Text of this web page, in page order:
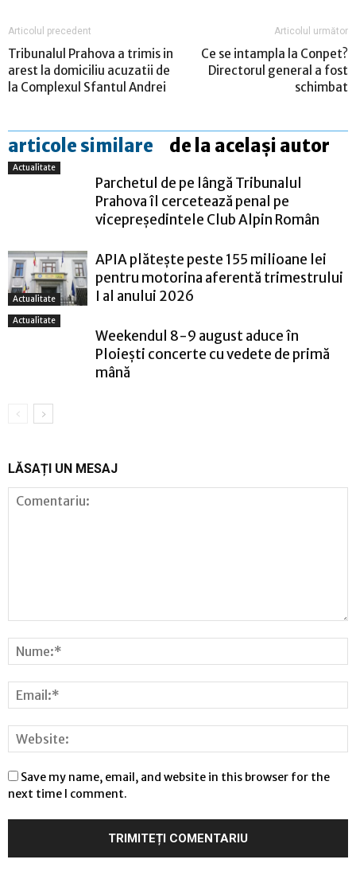
Articolul precedent
Tribunalul Prahova a trimis in
arest la domiciliu acuzatii de
la Complexul Sfantul Andrei
Articolul următor
Ce se intampla la Conpet?
Directorul general a fost
schimbat
articole similare de la același autor
Actualitate
Parchetul de pe lângă Tribunalul
Prahova îl cercetează penal pe
vicepreședintele Club Alpin Român
Actualitate
APIA plătește peste 155 milioane lei
pentru motorina aferentă trimestrului
I al anului 2026
Actualitate
Weekendul 8-9 august aduce în
Ploiești concerte cu vedete de primă
mână
LĂSAȚI UN MESAJ
Save my name, email, and website in this browser for the
next time I comment.